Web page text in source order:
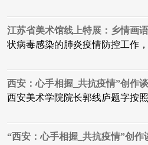
江苏省美术馆线上特展：乡情
状病毒感染的肺炎疫情防控工作
西安：心手相握_共抗疫情”创作
西安美术学院院长郭线庐题字按照
“西安：心手相握_共抗疫情”创作